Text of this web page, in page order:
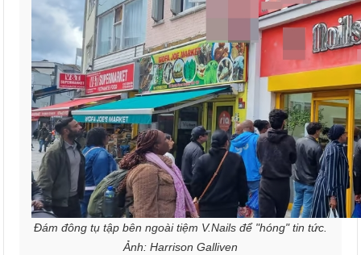
Đám đông tụ tập bên ngoài tiệm V.Nails để "hóng" tin tức.
Ảnh: Harrison Galliven